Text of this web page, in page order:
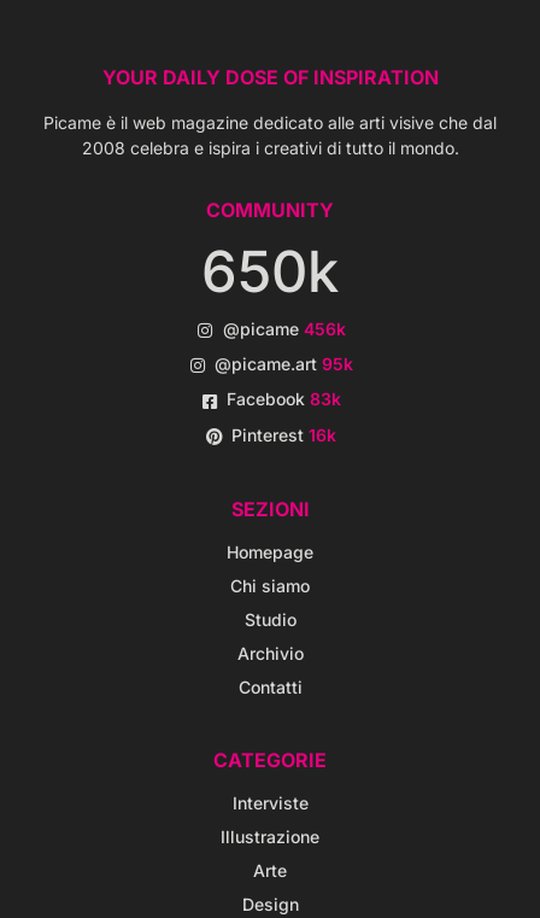
YOUR DAILY DOSE OF INSPIRATION
Picame è il web magazine dedicato alle arti visive che dal
2008 celebra e ispira i creativi di tutto il mondo.
COMMUNITY
650k
@picame 456k
@picame.art95k
Facebook83k
Pinterest16k
SEZIONI
Homepage
Chi siamo
Studio
Archivio
Contatti
CATEGORIE
Interviste
Illustrazione
Arte
Design